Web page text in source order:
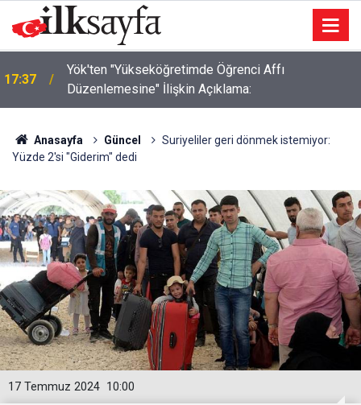
17:37
Yök'ten "Yükseköğretimde Öğrenci Affı
Düzenlemesine" İlişkin Açıklama:
17:27
Kahramankazan'da Çıkan Arazi Yangınları
Söndürüldü
Anasayfa Güncel
Suriyeliler geri dönmek istemiyor:
Yüzde 2'si "Giderim" dedi
10:00
17 Temmuz 2024